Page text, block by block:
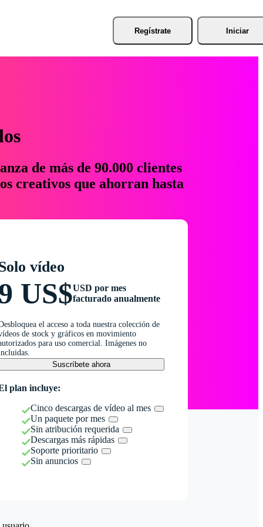
Regístrate Iniciar
de más de 90.000 clientes
creativos que ahorran hasta
vídeo
US$USD por mes
facturado anualmente
el acceso a toda nuestra colección de
de stock y gráficos en movimiento
para uso comercial. Imágenes no
Suscríbete ahora
plan incluye:
Cinco descargas de vídeo al mes
Un paquete por mes
Sin atribución requerida
Descargas más rápidas
Soporte prioritario
Sin anuncios